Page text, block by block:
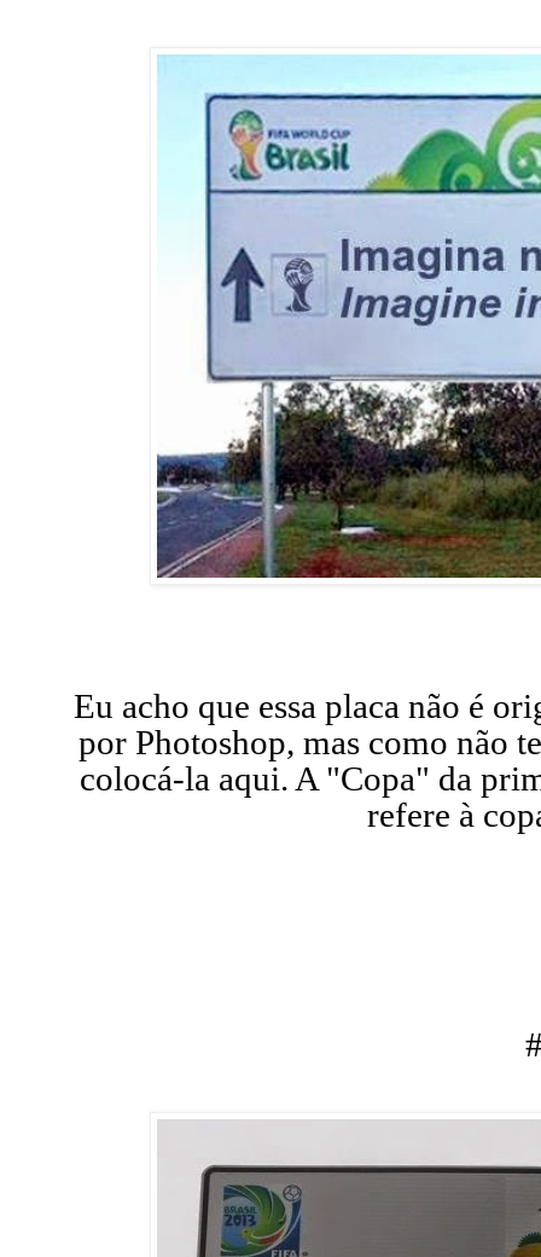
Eu acho que essa placa não é
por Photoshop, mas como não
colocá-la aqui. A "Copa" da
refere à